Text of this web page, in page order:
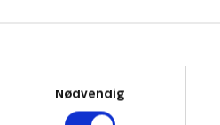
Nødvendig